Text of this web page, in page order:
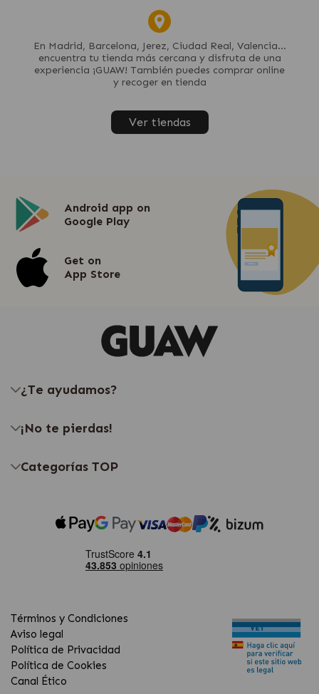
En Madrid, Barcelona, Jerez, Ciudad Real, Valencia...
encuentra tu tienda más cercana y disfruta de una
experiencia ¡GUAW! También puedes comprar online
y recoger en tienda
Ver tiendas
Android app on
Google Play
Get on
App Store
¿Te ayudamos?
¡No te pierdas!
Categorías TOP
Términos y Condiciones
Aviso legal
Política de Privacidad
Política de Cookies
Canal Ético